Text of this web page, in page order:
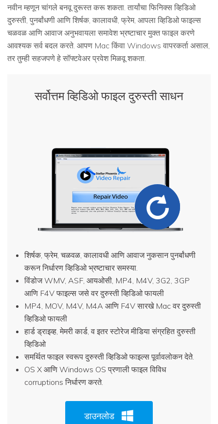
नवीन म्हणून चांगले बनवू दुरूस्त करू शकता. तार्यांचा फिनिक्स व्हिडिओ
दुरुस्ती, पुनर्बांधणी आणि शिर्षक, कालावधी, फ्रेम, आपला व्हिडिओ फाइल्स
चळवळ आणि आवाज अनुभवायला समावेश भ्रष्टाचार मुक्त फाइल करणे
आवश्यक सर्व बदल करते. आपण Mac किंवा Windows वापरकर्ता असाल,
तर तुम्ही सहजपणे हे सॉफ्टवेअर प्रवेश मिळवू शकता.
सर्वोत्तम व्हिडिओ फाइल दुरुस्ती साधन
शिर्षक, फ्रेम, चळवळ, कालावधी आणि आवाज नुकसान पुनर्बांधणी
करून निर्धारण व्हिडिओ भ्रष्टाचार समस्या.
विंडोज WMV, ASF, आयओसी, MP4, M4V, 3G2, 3GP
आणि F4V फाइल्स जसे वर दुरुस्ती व्हिडिओ फायली
MP4, MOV, M4V, M4A आणि F4V सारखे Mac वर दुरुस्ती
व्हिडिओ फायली
हार्ड ड्राइव्ह, मेमरी कार्ड, व इतर स्टोरेज मीडिया संग्रहित दुरुस्ती
व्हिडिओ
समर्थित फाइल स्वरूप दुरुस्ती व्हिडिओ फाइल्स पूर्वावलोकन देते.
OS X आणि Windows OS प्रणाली फाइल विविध
corruptions निर्धारण करते.
डाउनलोड